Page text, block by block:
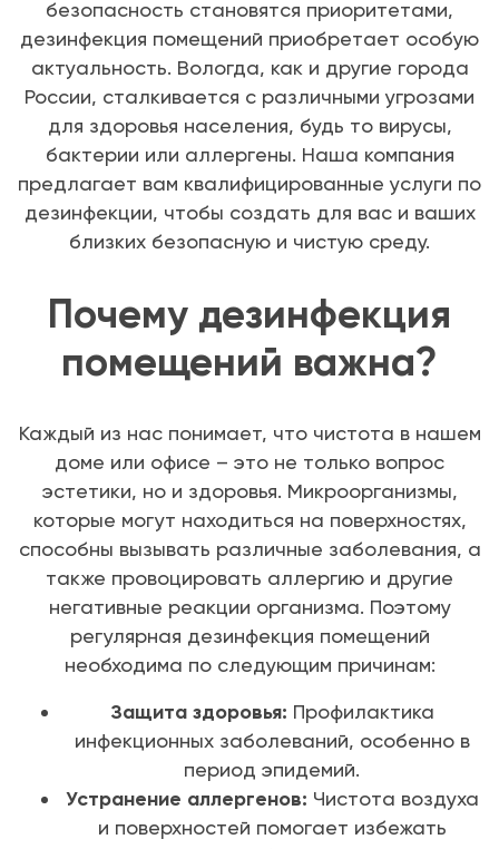
безопасность становятся приоритетами,
дезинфекция помещений приобретает особую
актуальность. Вологда, как и другие города
России, сталкивается с различными угрозами
для здоровья населения, будь то вирусы,
бактерии или аллергены. Наша компания
предлагает вам квалифицированные услуги по
дезинфекции, чтобы создать для вас и ваших
близких безопасную и чистую среду.
Почему дезинфекция
помещений важна?
Каждый из нас понимает, что чистота в нашем
доме или офисе – это не только вопрос
эстетики, но и здоровья. Микроорганизмы,
которые могут находиться на поверхностях,
способны вызывать различные заболевания, а
также провоцировать аллергию и другие
негативные реакции организма. Поэтому
регулярная дезинфекция помещений
необходима по следующим причинам:
Защита здоровья: Профилактика
инфекционных заболеваний, особенно в
период эпидемий.
Устранение аллергенов: Чистота воздуха
и поверхностей помогает избежать